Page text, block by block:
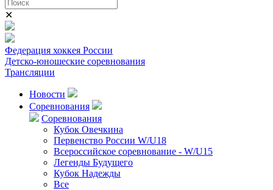
✕
Федерация хоккея России
Детско-юношеские соревнования
Трансляции
Новости
Соревнования
Соревнования
Кубок Овечкина
Первенство России W/U18
Всероссийское соревнование - W/U15
Легенды Будущего
Кубок Надежды
Все